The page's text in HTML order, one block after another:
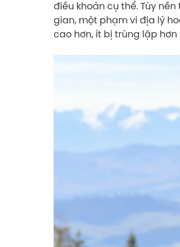
điều khoản cụ thể. Tùy
gian, một phạm vi địa lý
cao hơn, ít bị trùng lặp